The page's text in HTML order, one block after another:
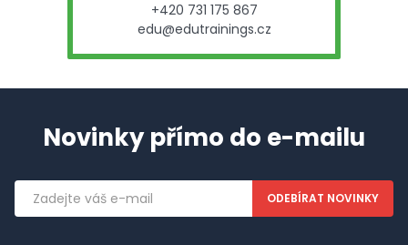
+420 731 175 867
edu@edutrainings.cz
Novinky přímo do e-mailu
Emailová
adresa